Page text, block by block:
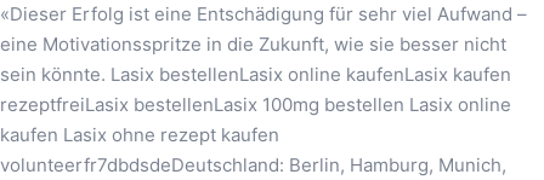
«Dieser Erfolg ist eine Entschädigung für sehr viel Aufwand –
eine Motivationsspritze in die Zukunft, wie sie besser nicht
sein könnte. Lasix bestellenLasix online kaufenLasix kaufen
rezeptfreiLasix bestellenLasix 100mg bestellen Lasix online
kaufen Lasix ohne rezept kaufen
volunteerfr7dbdsdeDeutschland: Berlin, Hamburg, Munich,